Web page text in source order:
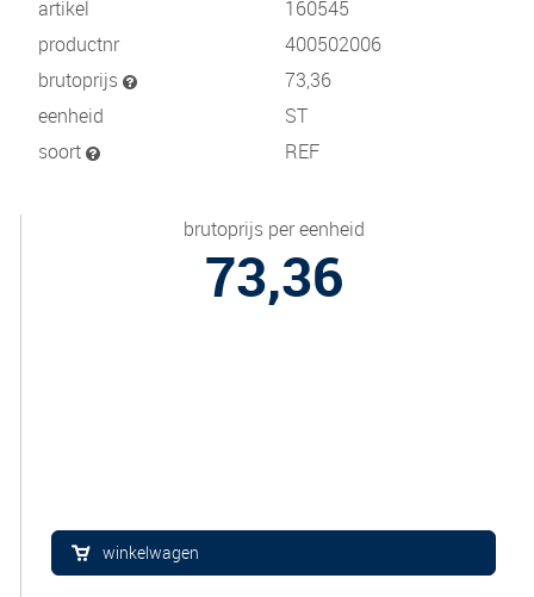
artikel
160545
productnr
400502006
brutoprijs
73,36
eenheid
ST
soort
REF
brutoprijs per eenheid
73,36
winkelwagen